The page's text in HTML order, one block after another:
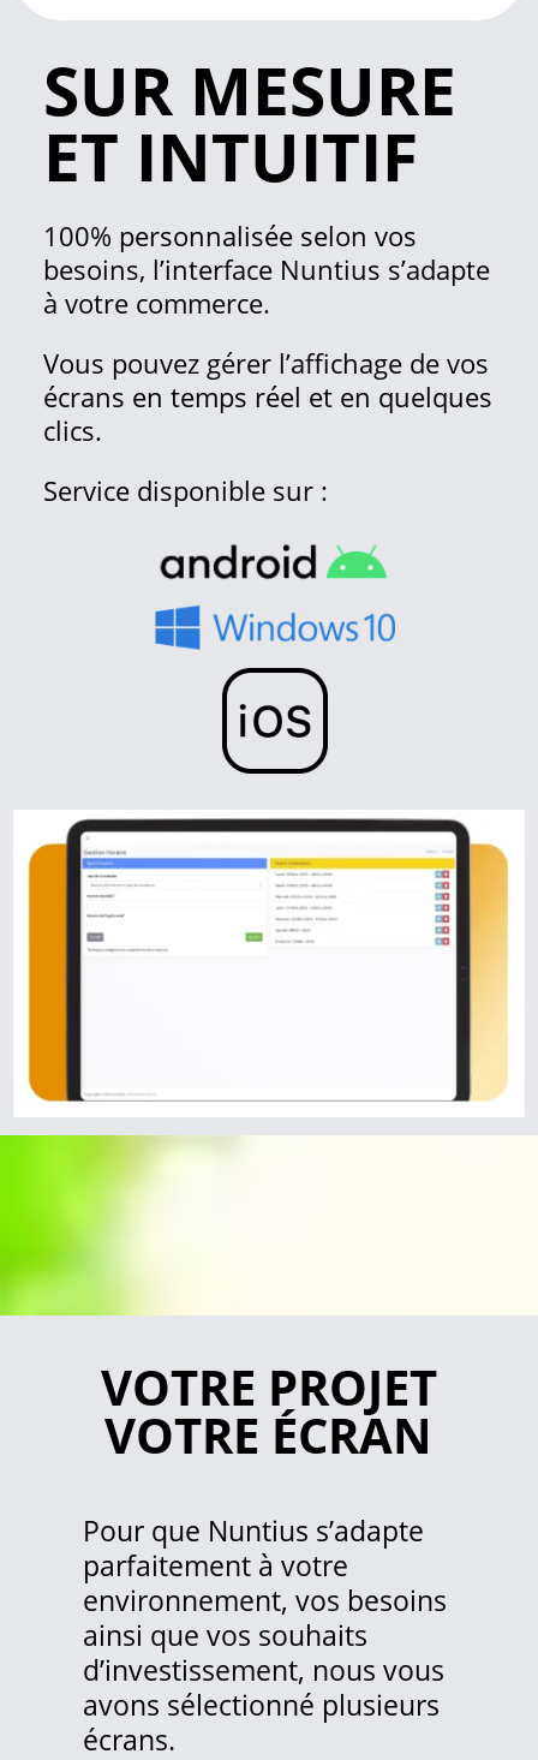
SUR MESURE
ET INTUITIF
100% personnalisée selon vos
besoins, l’interface Nuntius s’adapte
à votre commerce.
Vous pouvez gérer l’affichage de vos
écrans en temps réel et en quelques
clics.
Service disponible sur :
VOTRE PROJET
VOTRE ÉCRAN
Pour que Nuntius s’adapte
parfaitement à votre
environnement, vos besoins
ainsi que vos souhaits
d’investissement, nous vous
avons sélectionné plusieurs
écrans.